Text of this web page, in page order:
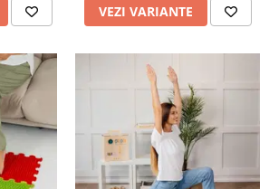
VEZI VARIANTE